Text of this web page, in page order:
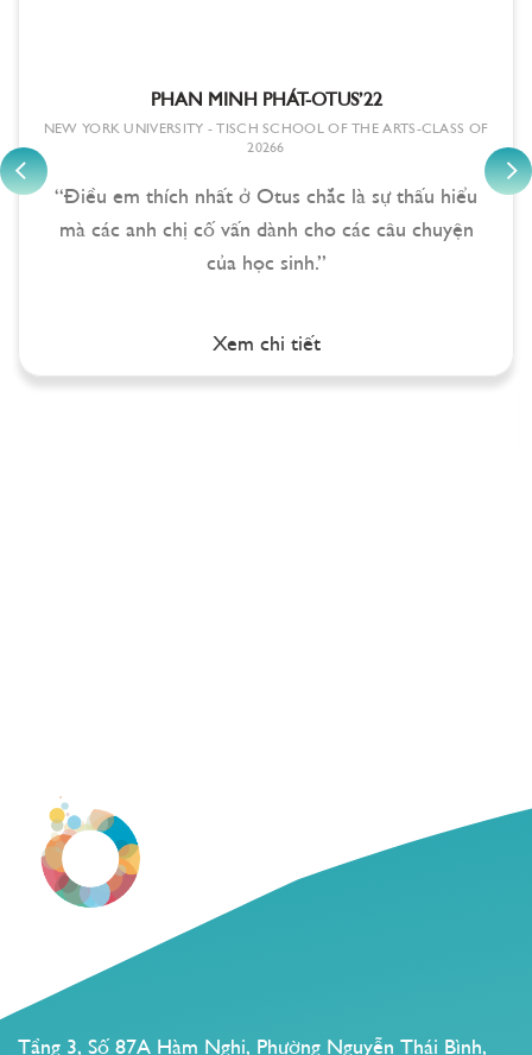
PHAN MINH PHÁT-OTUS’22
NEW YORK UNIVERSITY - TISCH SCHOOL OF THE ARTS-CLASS OF
20266
“Điều em thích nhất ở Otus chắc là sự thấu hiểu
mà các anh chị cố vấn dành cho các câu chuyện
của học sinh.”
Xem chi tiết
Tầng 3, Số 87A Hàm Nghi, Phường Nguyễn Thái Bình,